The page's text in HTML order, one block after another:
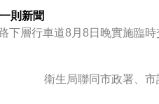
一則新聞
下層行車道8月8日晚實施臨
衛生局聯同市政署、